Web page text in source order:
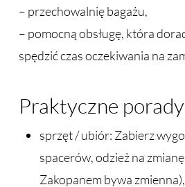
– przechowalnię bagażu,
– pomocną obsługę, która
spędzić czas oczekiwania na
Praktyczne porady
sprzęt / ubiór: Zabierz
spacerów, odzież na
Zakopanem bywa